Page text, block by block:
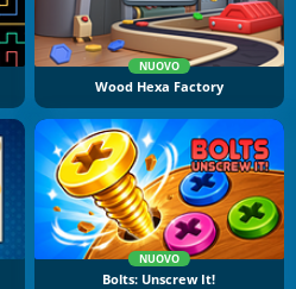
NUOVO
Wood Hexa Factory
NUOVO
Bolts: Unscrew It!